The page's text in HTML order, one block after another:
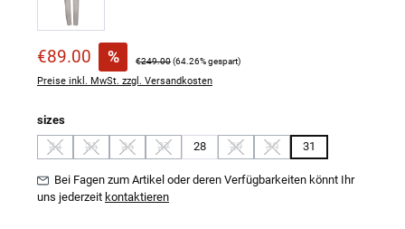
Verkaufspreis:
€89.00 % Regulärer Preis:
€249.00(64.26% gespart)
Preise inkl. MwSt. zzgl. Versandkosten
sizesauswählen
24
(Diese Option ist zurzeit nicht verfügbar.)
25
(Diese Option ist zurzeit nicht verfügbar.)
26
(Diese Option ist zurzeit nicht verfügbar.)
27
(Diese Option ist zurzeit nicht verfügbar.)
28 29
(Diese Option ist zurzeit nicht
30
(Diese Option ist zurzeit
31
Bei Fagen zum Artikel oder deren Verfügbarkeiten könnt Ihr
uns jederzeit kontaktieren